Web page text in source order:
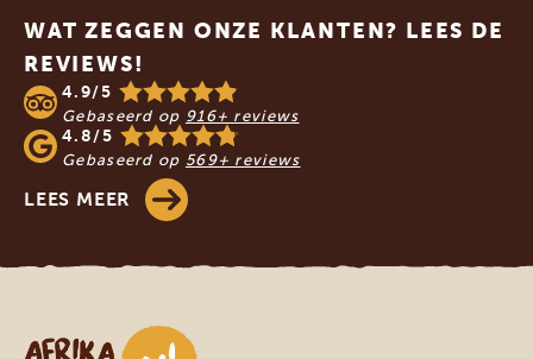
WAT ZEGGEN ONZE KLANTEN? LEES DE
REVIEWS!
4.9/5
Gebaseerd op 916+ reviews
4.8/5
Gebaseerd op 569+ reviews
LEES MEER
Afrika safari